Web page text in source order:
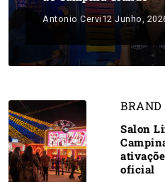
Antonio Cervi12 Junho,
BRAND
Salon
oficial